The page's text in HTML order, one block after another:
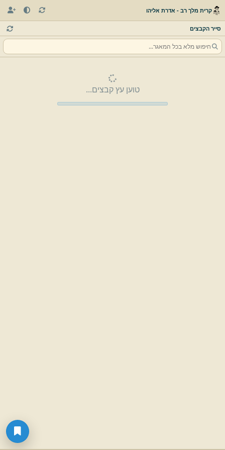
קרית מלך רב - אדרת אליהו
סייר הקבצים
טוען עץ קבצים...